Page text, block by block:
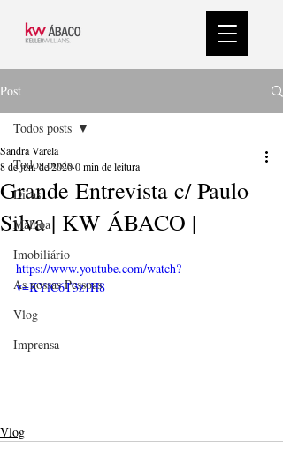
Post
Todos posts
Dicas
Malhoa
Imobiliário
As nossas Pessoas
Vlog
Imprensa
Todos posts
Grande Entrevista c/ Paulo
Silva | KW ÁBACO |
Sandra Varela
8 de jun. de 20200 min de leitura
https://www.youtube.com/watch?
v=KYlC6T3z1H8
Vlog